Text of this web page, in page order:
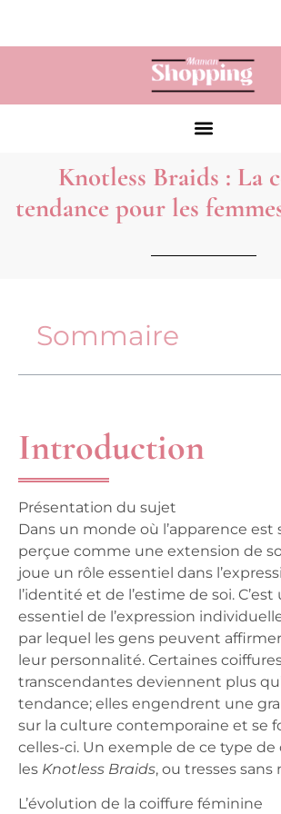
Knotless Braids : La
tendance pour les
Sommaire
Introduction
Présentation du sujet
Dans un monde où l’apparence est
perçue comme une extension de
joue un rôle essentiel dans
l’identité et de l’estime de soi.
essentiel de l’expression
par lequel les gens peuvent
leur personnalité. Certaines
transcendantes deviennent plus
tendance; elles engendrent une
sur la culture contemporaine et se
celles-ci. Un exemple de ce type de
les Knotless Braids, ou tresses sans
L’évolution de la coiffure féminine